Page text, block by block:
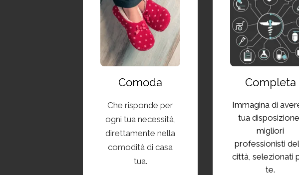
Comoda
Che risponde per
ogni tua necessità,
direttamente nella
comodità di casa
tua.
Completa
Immagina di
tua
migliori
professionisti
città, selezionati
te.